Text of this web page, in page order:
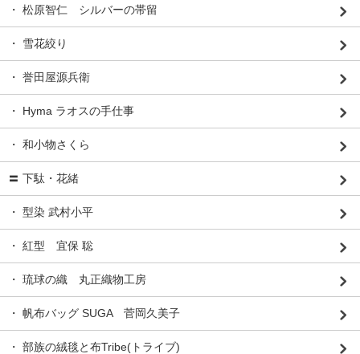
・ 松原智仁 シルバーの帯留
・ 雪花絞り
・ 誉田屋源兵衛
・ Hyma ラオスの手仕事
・ 和小物さくら
〓 下駄・花緒
・ 型染 武村小平
・ 紅型 宜保 聡
・ 琉球の織 丸正織物工房
・ 帆布バッグ SUGA 菅岡久美子
・ 部族の絨毯と布Tribe(トライブ)